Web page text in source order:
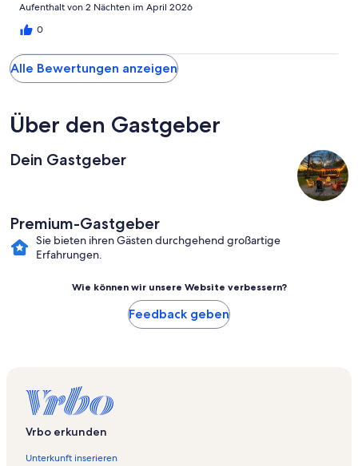
Aufenthalt von 2 Nächten im April 2026
0
Alle Bewertungen anzeigen
Über den Gastgeber
Dein Gastgeber
Premium-Gastgeber
Sie bieten ihren Gästen durchgehend großartige
Erfahrungen.
Wie können wir unsere Website verbessern?
Feedback geben
Vrbo erkunden
Unterkunft inserieren